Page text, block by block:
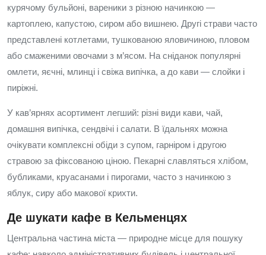
курячому бульйоні, вареники з різною начинкою —
картоплею, капустою, сиром або вишнею. Другі страви часто
представлені котлетами, тушкованою яловичиною, пловом
або смаженими овочами з м’ясом. На сніданок популярні
омлети, яєчні, млинці і свіжа випічка, а до кави — слойки і
пиріжні.
У кав’ярнях асортимент легший: різні види кави, чай,
домашня випічка, сендвічі і салати. В їдальнях можна
очікувати комплексні обіди з супом, гарніром і другою
стравою за фіксованою ціною. Пекарні славляться хлібом,
бубликами, круасанами і пирогами, часто з начинкою з
яблук, сиру або макової крихти.
Де шукати кафе в Кельменцях
Центральна частина міста — природне місце для пошуку